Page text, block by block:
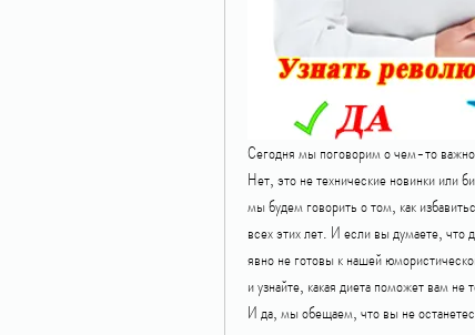
Сегодня мы поговорим о чем-то
Нет, это не технические новинки или
мы будем говорить о том, как
всех этих лет. И если вы думаете, что
явно не готовы к нашей
и узнайте, какая диета поможет вам
И да, мы обещаем, что вы не